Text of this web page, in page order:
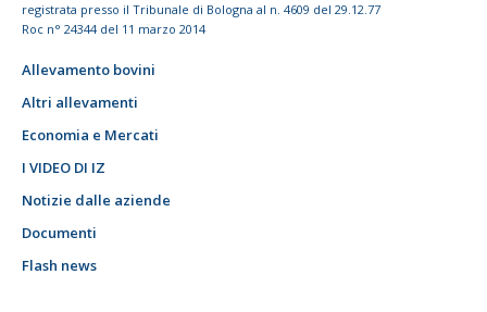
registrata presso il Tribunale di Bologna al n. 4609 del 29.12.77
Roc n° 24344 del 11 marzo 2014
Allevamento bovini
Altri allevamenti
Economia e Mercati
I VIDEO DI IZ
Notizie dalle aziende
Documenti
Flash news